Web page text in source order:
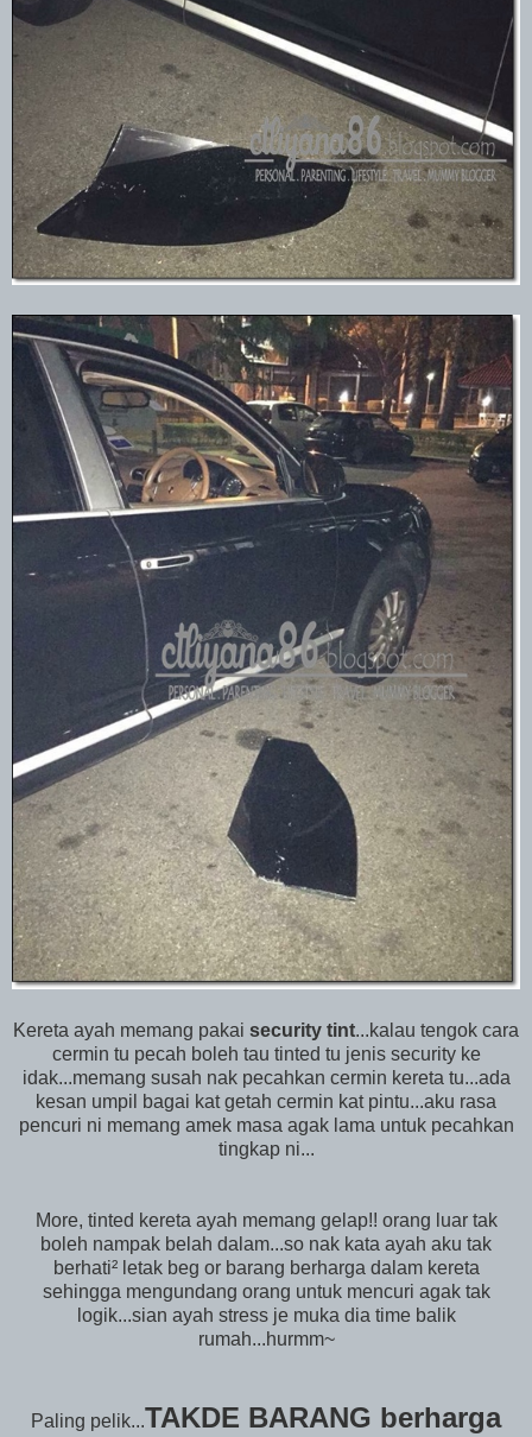
Kereta ayah memang pakai security tint...kalau tengok cara
cermin tu pecah boleh tau tinted tu jenis security ke
idak...memang susah nak pecahkan cermin kereta tu...ada
kesan umpil bagai kat getah cermin kat pintu...aku rasa
pencuri ni memang amek masa agak lama untuk pecahkan
tingkap ni...
More, tinted kereta ayah memang gelap!! orang luar tak
boleh nampak belah dalam...so nak kata ayah aku tak
berhati² letak beg or barang berharga dalam kereta
sehingga mengundang orang untuk mencuri agak tak
logik...sian ayah stress je muka dia time balik
rumah...hurmm~
Paling pelik...TAKDE BARANG berharga